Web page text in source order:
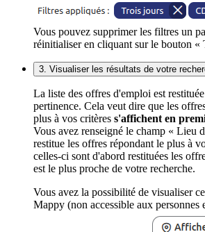
Vous pouvez supprimer les filtres un
réinitialiser en cliquant sur le bouton «
3. Visualiser les résultats de votre
La liste des offres d'emploi est
pertinence. Cela veut dire que les
plus à vos critères s'affichent en
Vous avez renseigné le champ « Lieu
restitue les offres répondant le plus à
celles-ci sont d'abord restituées les
est le plus proche de votre recherche.
Vous avez la possibilité de visualiser
Mappy (non accessible aux personnes